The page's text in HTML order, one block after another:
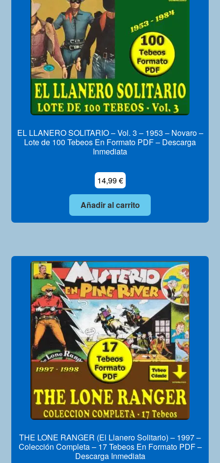
Mi Cuenta
EL LLANERO SOLITARIO – Vol. 3 – 1953 – Novaro –
Lote de 100 Tebeos En Formato PDF – Descarga
Inmediata
14,99€
Añadir al carrito
THE LONE RANGER (El Llanero Solitario) – 1997 –
Colección Completa – 17 Tebeos En Formato PDF –
Descarga Inmediata